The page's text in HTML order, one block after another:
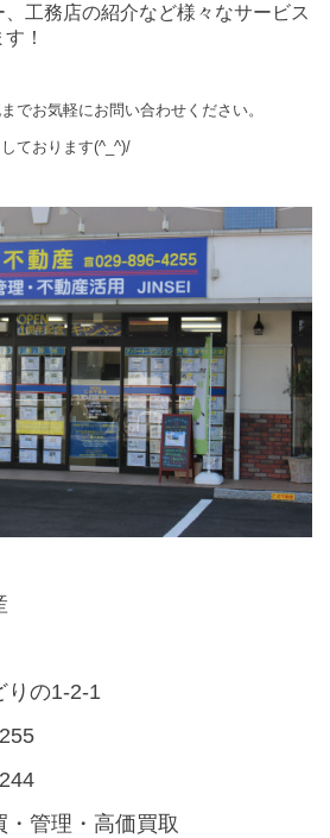
工務店の紹介など様々なサービス
！
でお気軽にお問い合わせください。
ております(^_^)/
りの1-2-1
管理・高価買取